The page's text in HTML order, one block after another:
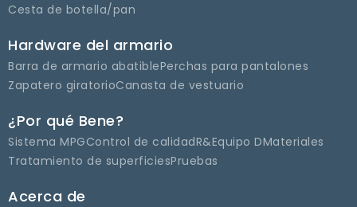
Cesta de botella/pan
Hardware del armario
Barra de armario abatiblePerchas para pantalones
Zapatero giratorioCanasta de vestuario
¿Por qué Bene?
Sistema MPGControl de calidadR&Equipo DMateriales
Tratamiento de superficiesPruebas
Acerca de